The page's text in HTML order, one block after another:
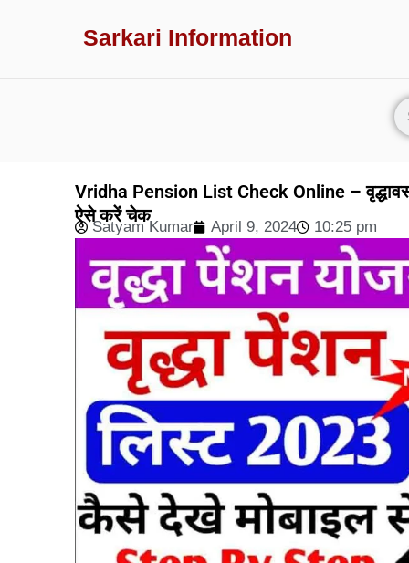
Sarkari Information
Vridha Pension List Check Online –
ऐसे करें चेक
Satyam Kumar April 9, 2024 10:25 pm